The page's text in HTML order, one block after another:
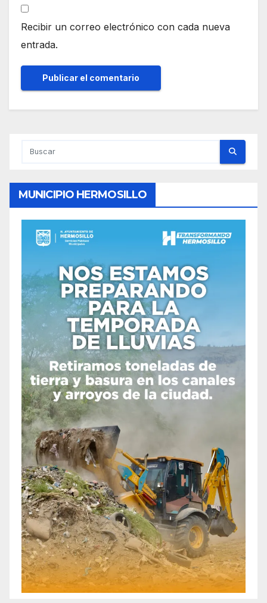
Recibir un correo electrónico con cada nueva
entrada.
MUNICIPIO HERMOSILLO